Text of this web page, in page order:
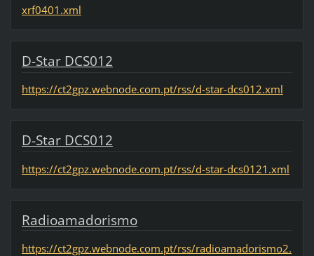
xrf0401.xml
D-Star DCS012
https://ct2gpz.webnode.com.pt/rss/d-star-dcs012.xml
D-Star DCS012
https://ct2gpz.webnode.com.pt/rss/d-star-dcs0121.xml
Radioamadorismo
https://ct2gpz.webnode.com.pt/rss/radioamadorismo2.